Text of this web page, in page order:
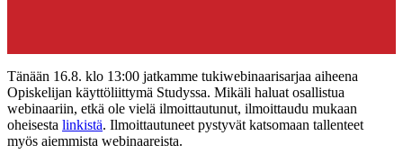
Tänään 16.8. klo 13:00 jatkamme tukiwebinaarisarjaa aiheena
Opiskelijan käyttöliittymä Studyssa. Mikäli haluat osallistua
webinaariin, etkä ole vielä ilmoittautunut, ilmoittaudu mukaan
oheisesta linkistä. Ilmoittautuneet pystyvät katsomaan tallenteet
myös aiemmista webinaareista.